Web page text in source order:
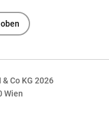
Co KG 2026
Wien